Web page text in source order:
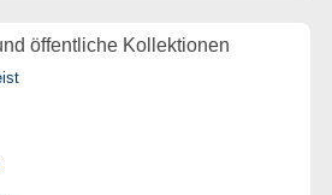
öffentliche Kollektionen